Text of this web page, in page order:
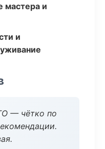
мастера и
и
— чётко по